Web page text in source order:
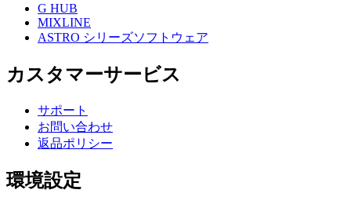
G HUB
MIXLINE
ASTRO シリーズソフトウェア
カスタマーサービス
サポート
お問い合わせ
返品ポリシー
環境設定